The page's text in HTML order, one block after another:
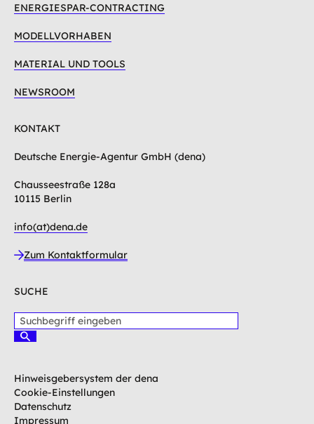
ENERGIESPAR-CONTRACTING
MODELLVORHABEN
MATERIAL UND TOOLS
NEWSROOM
KONTAKT
Deutsche Energie-Agentur GmbH (dena)
Chausseestraße 128a
10115 Berlin
info(at)dena.de
Zum Kontaktformular
SUCHE
u
b
e
g
r
S
e
n
Hinweisgebersystem der dena
Cookie-Einstellungen
Datenschutz
Impressum